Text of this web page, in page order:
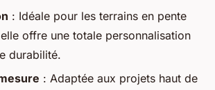
: Idéale pour les terrains en pente
offre une totale personnalisation
durabilité.
: Adaptée aux projets haut de